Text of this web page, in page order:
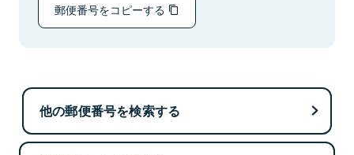
郵便番号をコピーする
他の郵便番号を検索する